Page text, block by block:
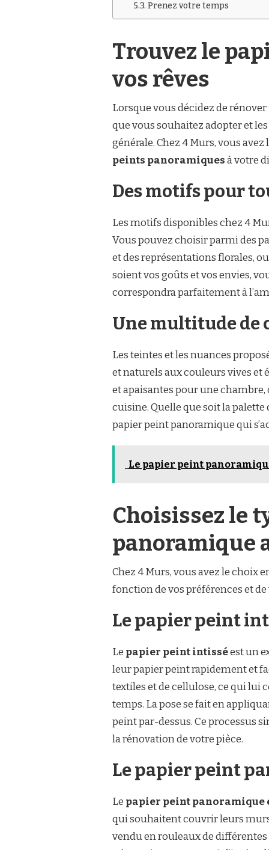
Prenez votre temps
Trouvez le
vos rêves
Lorsque vous décidez de
que vous souhaitez adopter et
générale. Chez 4 Murs, vous
peints panoramiquesà votre
Des motifs pour
Les motifs disponibles chez 4
Vous pouvez choisir parmi des
et des représentations florales,
soient vos goûts et vos envies,
correspondra parfaitement à
Une multitude de
Les teintes et les nuances
et naturels aux couleurs vives et
et apaisantes pour une chambre,
cuisine. Quelle que soit la
papier peint panoramique qui
Le papier peint
Choisissez le
panoramique
Chez 4 Murs, vous avez le choix
fonction de vos préférences et
Le papier peint
Le papier peint intisséest un
leur papier peint rapidement et
textiles et de cellulose, ce qui lui
temps. La pose se fait en
peint par-dessus. Ce processus
la rénovation de votre pièce.
Le papier peint
Le papier peint panoramique
qui souhaitent couvrir leurs
vendu en rouleaux de